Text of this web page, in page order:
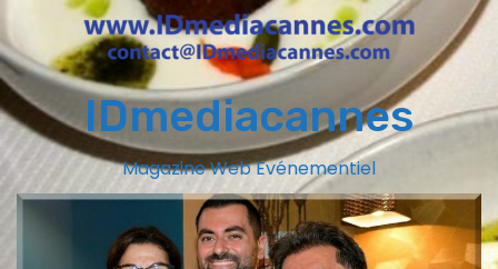
IDmediacannes
Magazine Web Evénementiel